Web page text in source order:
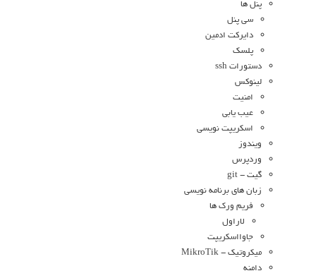
پنل ها
سی پنل
دایرکت ادمین
پلسک
دستورات ssh
لینوکس
امنیت
عیب یابی
اسکریپت نویسی
ویندوز
وردپرس
گیت - git
زبان های برنامه نویسی
فریم ورک ها
لاراول
جاوااسکریپت
میکروتیک - MikroTik
دامنه